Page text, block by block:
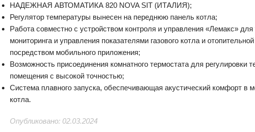
НАДЕЖНАЯ АВТОМАТИКА 820 NOVA SIT (ИТАЛИЯ);
Регулятор температуры вынесен на переднюю панель котла;
Работа совместно с устройством контроля и управления «Лемакс» для
мониторинга и управления показателями газового котла и
посредством мобильного приложения;
Возможность присоединения комнатного термостата для регулировки
помещения с высокой точностью;
Система плавного запуска, обеспечивающая акустический комфорт в
котла.
Опубликовано: 02.03.2024